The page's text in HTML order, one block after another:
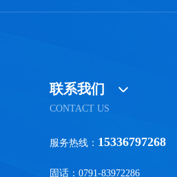
联系我们
CONTACT US
服务热线： 15336797268
固话：0791-83972286